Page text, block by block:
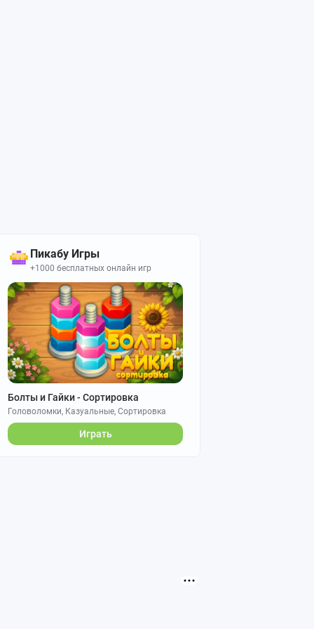
Пикабу Игры
+1000 бесплатных онлайн игр
Болты и Гайки - Сортировка
Головоломки, Казуальные, Сортировка
Играть